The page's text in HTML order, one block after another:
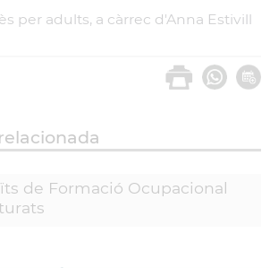
per adults, a càrrec d'Anna Estivill
de Formació Ocupacional